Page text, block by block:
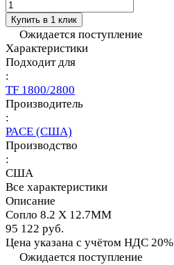
Купить в 1 клик
Ожидается поступление
Характеристики
Подходит для
:
TF 1800/2800
Производитель
:
PACE (США)
Производство
:
США
Все характеристики
Описание
Сопло 8.2 X 12.7MM
95 122 руб.
Цена указана с учётом НДС 20%
Ожидается поступление